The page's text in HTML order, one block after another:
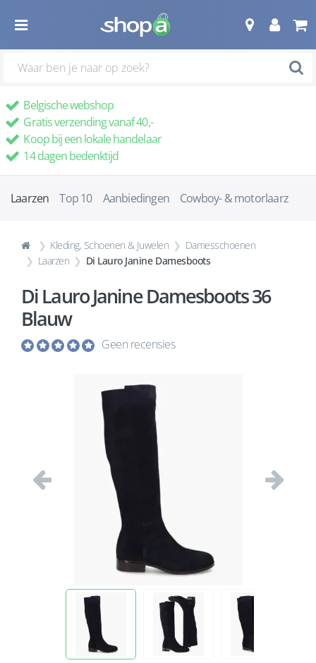
Belgische webshop
Gratis verzending vanaf 40,-
Koop bij een lokale handelaar
14 dagen bedenktijd
Laarzen Top 10 Aanbiedingen Cowboy- & motorlaarz
Kleding, Schoenen & Juwelen
Damesschoenen
Laarzen
Di Lauro Janine Damesboots
Di Lauro Janine Damesboots 36
Blauw
Geen recensies
Vorige